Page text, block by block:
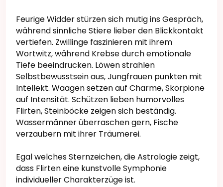
Feurige Widder stürzen sich mutig ins Gespräch,
während sinnliche Stiere lieber den Blickkontakt
vertiefen. Zwillinge faszinieren mit ihrem
Wortwitz, während Krebse durch emotionale
Tiefe beeindrucken. Löwen strahlen
Selbstbewusstsein aus, Jungfrauen punkten mit
Intellekt. Waagen setzen auf Charme, Skorpione
auf Intensität. Schützen lieben humorvolles
Flirten, Steinböcke zeigen sich beständig.
Wassermänner überraschen gern, Fische
verzaubern mit ihrer Träumerei.
Egal welches Sternzeichen, die Astrologie zeigt,
dass Flirten eine kunstvolle Symphonie
individueller Charakterzüge ist.